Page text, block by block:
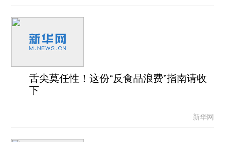
舌尖莫任性！这份“反食品浪费”指南请收
下
新华网